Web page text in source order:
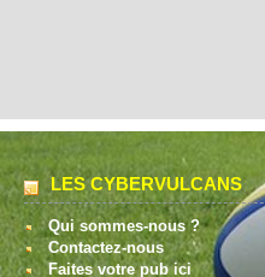
LES CYBERVULCANS
Qui sommes-nous ?
Contactez-nous
Faites votre pub ici